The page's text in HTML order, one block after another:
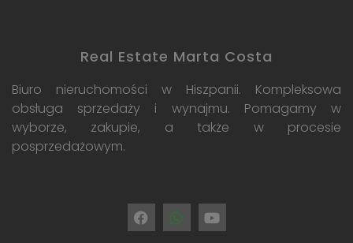
Real Estate Marta Costa
Biuro nieruchomości w Hiszpanii. Kompleksowa
obsługa sprzedaży i wynajmu. Pomagamy w
wyborze, zakupie, a także w procesie
posprzedażowym.